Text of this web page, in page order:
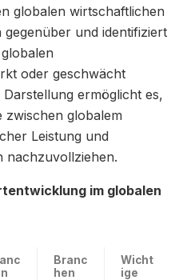
globalen wirtschaftlichen
gegenüber und identifiziert
oder geschwächt
ermöglicht es,
zwischen globalem
Leistung und
nachzuvollziehen.
im globalen
Branc
hen
Wicht
ige